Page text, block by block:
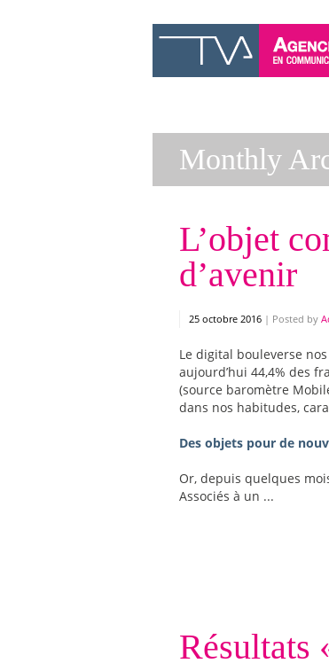
Monthly
L’objet
d’avenir
25 octobre 2016 | Posted by
Le digital bouleverse
aujourd’hui 44,4% des
(source baromètre
dans nos habitudes,
Des objets pour de
Or, depuis quelques
Associés à un ...
Résultats